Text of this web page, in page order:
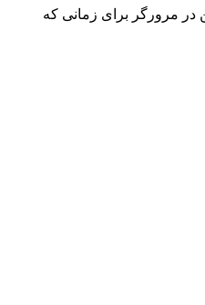
در مرورگر برای زمانی که